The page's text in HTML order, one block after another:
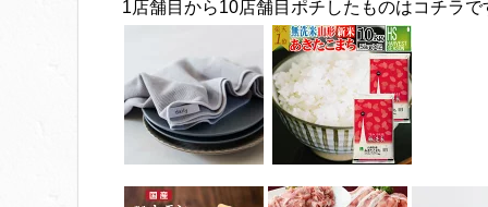
1店舗目から10店舗目ポチしたものはコチラで